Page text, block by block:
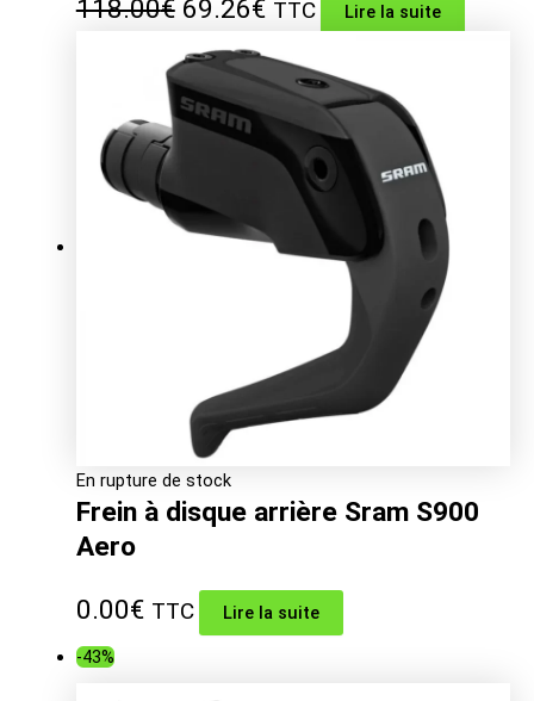
118.00€ Le
prix
initial
était :
69.26€Le
prix
actuel
est :
69.26€.
TTC Lire la suite
En rupture de stock
Frein à disque arrière Sram S900
Aero
0.00€ TTC Lire la suite
-43%